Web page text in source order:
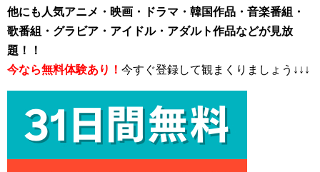
他にも人気アニメ・映画・ドラマ・韓国作品・音楽番組・
歌番組・グラビア・アイドル・アダルト作品などが見放
題！！
今なら無料体験あり！ 今すぐ登録して観まくりましょう↓↓↓